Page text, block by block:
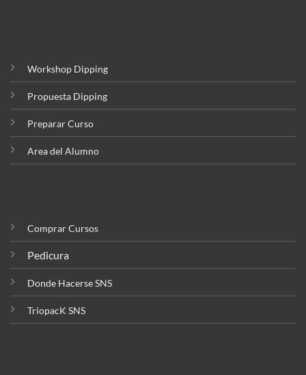
Workshop Dipping
Propuesta Dipping
Preparar Curso
Area del Alumno
Comprar Cursos
Pedicura
Donde Hacerse SNS
TriopacK SNS